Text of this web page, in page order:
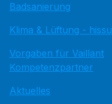
Badsanierung
Klima & Lüftung - hissu
Vorgaben für Vaillant
Kompetenzpartner
Aktuelles